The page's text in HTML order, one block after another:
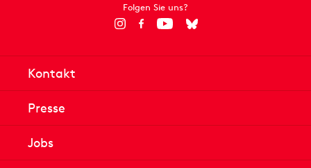
Folgen Sie uns?
Kontakt
Presse
Jobs